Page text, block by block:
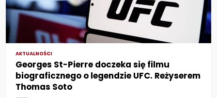
AKTUALNOŚCI
Georges St-Pierre doczeka się filmu
biograficznego o legendzie UFC. Reżyserem
Thomas Soto